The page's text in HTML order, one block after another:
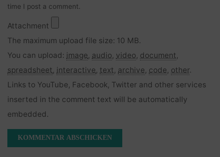
time I post a comment.
Attachment
The maximum upload file size: 10 MB.
You can upload: image, audio, video, document,
spreadsheet, interactive, text, archive, code, other.
Links to YouTube, Facebook, Twitter and other services
inserted in the comment text will be automatically
embedded.